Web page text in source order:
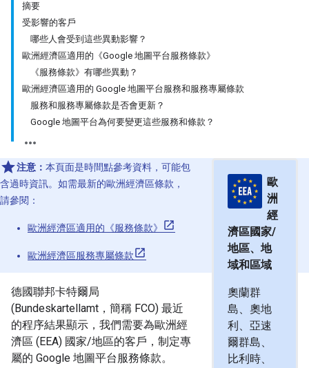
摘要
受影響的客戶
哪些人會受到這些異動影響？
歐洲經濟區適用的《Google 地圖平台服務條款》
《服務條款》有哪些異動？
歐洲經濟區適用的 Google 地圖平台服務和服務專屬條款
服務和服務專屬條款是否會更新？
Google 地圖平台為何要變更這些服務和條款？
歐
洲
經
濟區國家/
地區、地
域和區域
奧蘭群
島、奧地
利、亞速
爾群島、
比利時、
注意： 本頁面是時間點參考資料，可能包
含過時資訊。如需最新的歐洲經濟區條款，
請參閱：
歐洲經濟區適用的《服務條款》
歐洲經濟區服務專屬條款
德國聯邦卡特爾局
(Bundeskartellamt，簡稱 FCO) 最近
的程序結果顯示，我們需要為歐洲經
濟區 (EEA) 國家/地區的客戶，制定專
屬的 Google 地圖平台服務條款。